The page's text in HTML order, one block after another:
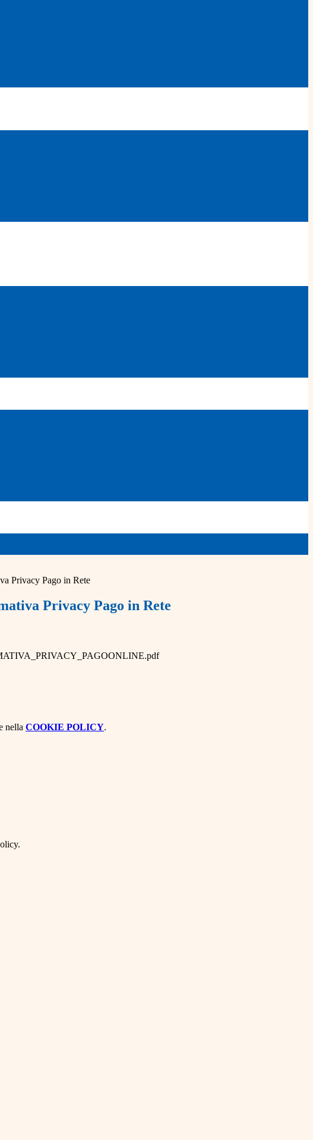
Privacy Pago in Rete
Privacy Pago in Rete
nella COOKIE POLICY.